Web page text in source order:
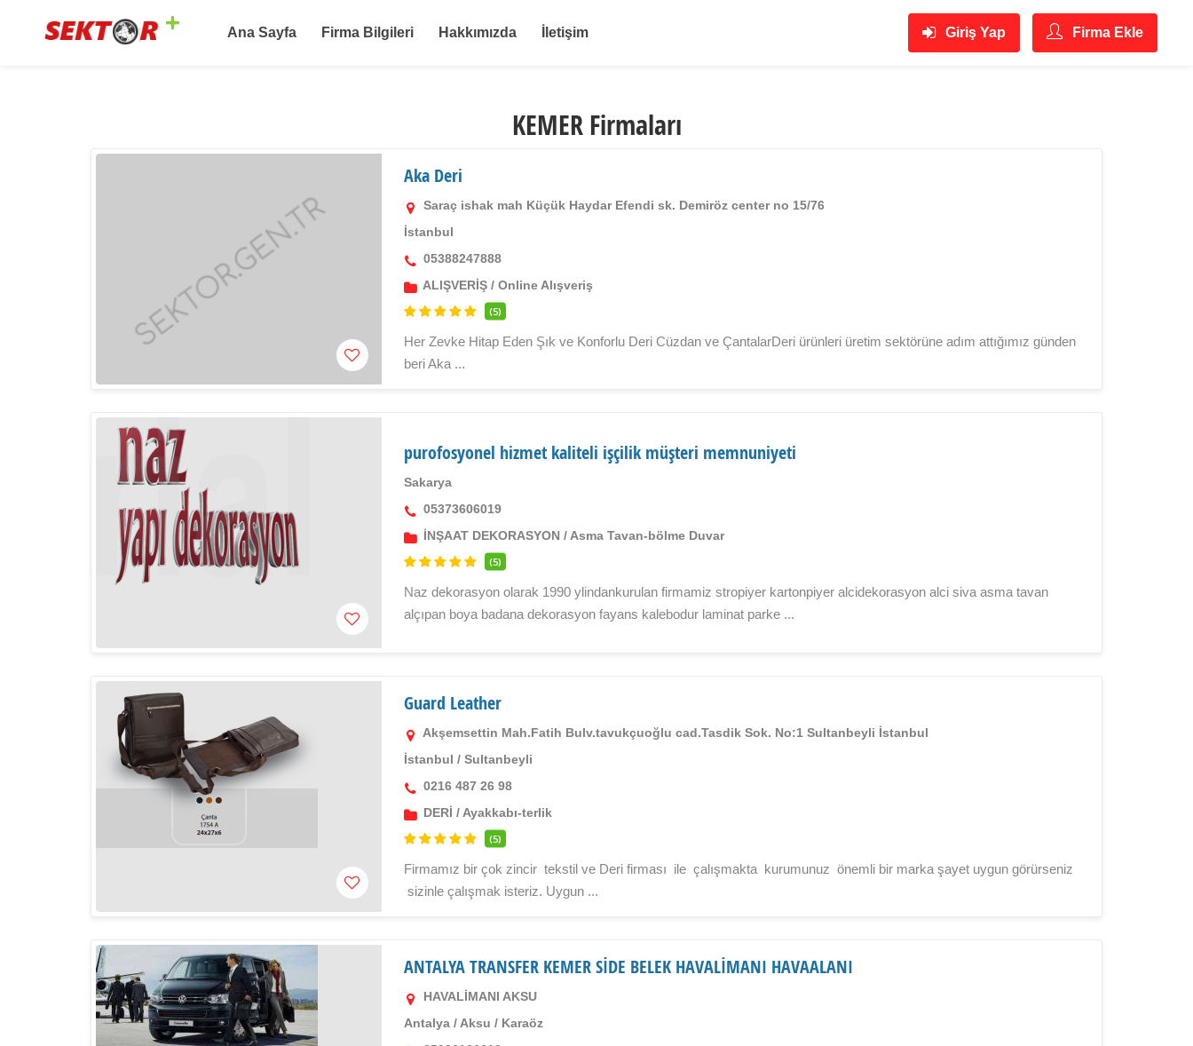
Ana Sayfa Firma Bilgileri Hakkımızda İletişim Giriş Yap Firma Ekle
KEMER Firmaları
Aka Deri
Saraç ishak mah Küçük Haydar Efendi sk. Demiröz center no 15/76
İstanbul
05388247888
ALIŞVERİŞ /Online Alışveriş
(5)
Her Zevke Hitap Eden Şık ve Konforlu Deri Cüzdan ve ÇantalarDeri ürünleri üretim sektörüne adım attığımız günden
beri Aka ...
purofosyonel hizmet kaliteli işçilik müşteri memnuniyeti
Sakarya
05373606019
İNŞAAT DEKORASYON / Asma Tavan-bölme Duvar
(5)
Naz dekorasyon olarak 1990 ylindankurulan firmamiz stropiyer kartonpiyer alcidekorasyon alci siva asma tavan
alçıpan boya badana dekorasyon fayans kalebodur laminat parke ...
Guard Leather
Akşemsettin Mah.Fatih Bulv.tavukçuoğlu cad.Tasdik Sok. No:1 Sultanbeyli İstanbul
İstanbul /Sultanbeyli
0216 487 26 98
DERİ / Ayakkabı-terlik
(5)
Firmamız bir çok zincir tekstil ve Deri firması ile çalışmakta kurumunuz önemli bir marka şayet uygun görürseniz
sizinle çalışmak isteriz. Uygun ...
ANTALYA TRANSFER KEMER SİDE BELEK HAVALİMANI HAVAALANI
HAVALİMANI AKSU
Antalya / Aksu / Karaöz